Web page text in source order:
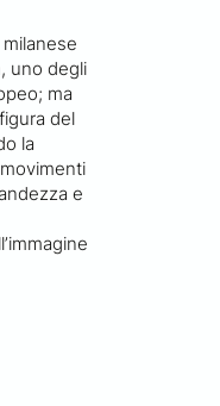
uno degli
ma
del
la
e